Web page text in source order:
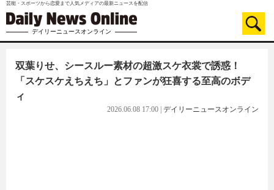
芸能・スポーツから恋愛まで人気メディアの最新ニュースを配信
デイリーニュースオンライン
双葉りせ、シースルー素材の超激スケ衣裳で誘惑！
「スケスケえちえち」とファンが狂喜する至高のボデ
ィ
2026.06.08 17:00 デイリーニュースオンライン